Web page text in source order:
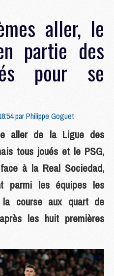
aller, le
partie des
pour se
parPhilippe Goguet
aller de la Ligue des
tous joués et le PSG,
à la Real Sociedad,
parmi les équipes les
la course aux quart de
les huit premières